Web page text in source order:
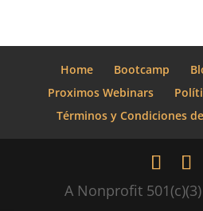
Home Bootcamp
Proximos Webinars
Términos y Condiciones
A Nonprofit